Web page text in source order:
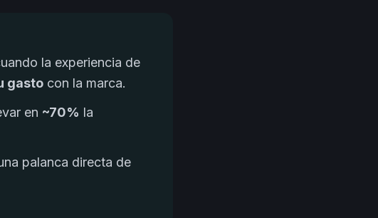
la experiencia de
gasto con la marca.
en ~70% la
palanca directa de